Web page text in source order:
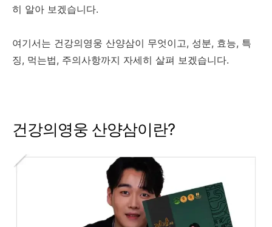
히 알아 보겠습니다.
여기서는 건강의영웅 산양삼이 무엇이고, 성분, 효능, 특
징, 먹는법, 주의사항까지 자세히 살펴 보겠습니다.
건강의영웅 산양삼이란?